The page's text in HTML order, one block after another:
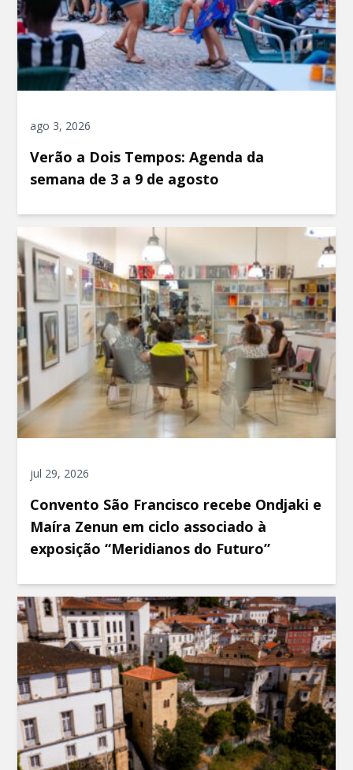
ago 3, 2026
Verão a Dois Tempos: Agenda da
semana de 3 a 9 de agosto
jul 29, 2026
Convento São Francisco recebe Ondjaki e
Maíra Zenun em ciclo associado à
exposição “Meridianos do Futuro”